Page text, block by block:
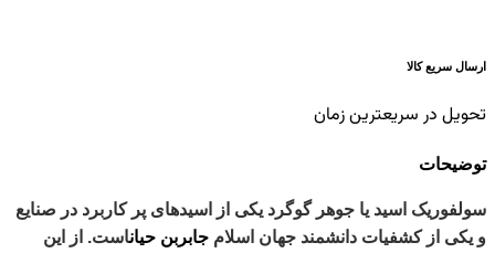
ارسال سریع کالا
تحویل در سریعترین زمان
توضیحات
سولفوریک اسید یا جوهر گوگرد یکی از اسیدهای پر کاربرد در صنایع
و یکی از کشفیات دانشمند جهان اسلام جابربن حیاناست. از این